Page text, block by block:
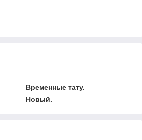
Временные тату.
Новый.